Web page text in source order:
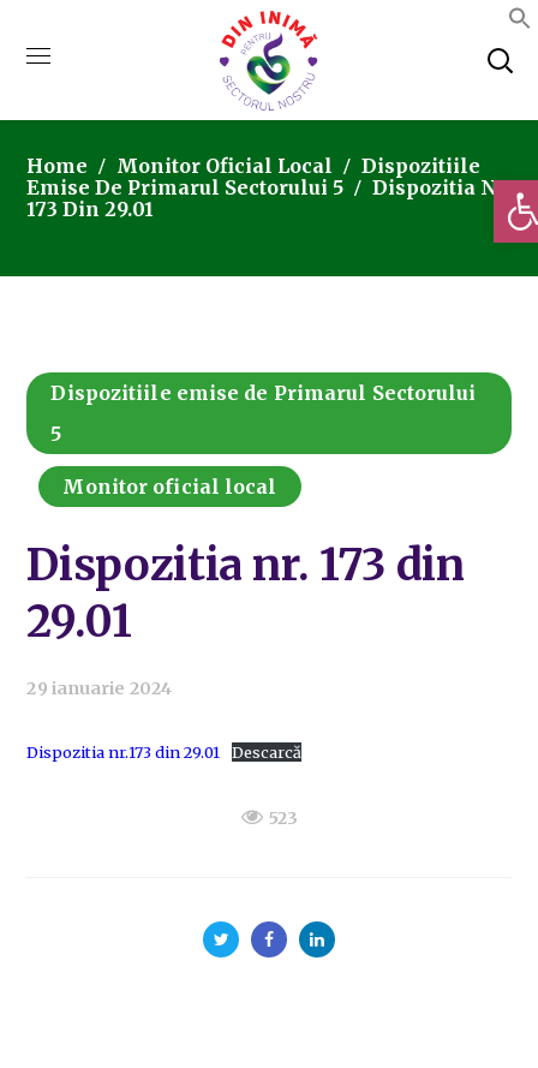
Home Monitor Oficial Local
Dispozitiile
Emise De Primarul Sectorului 5
Dispozitia Nr.
173 Din 29.01
Dispozitiile emise de Primarul Sectorului
5
Monitor oficial local
Dispozitia nr. 173 din
29.01
29 ianuarie 2024
Dispozitia nr.173 din 29.01 Descarcă
523